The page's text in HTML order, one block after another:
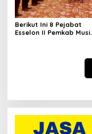
Berikut Ini 8 Pejabat
Esselon II Pemkab Musi